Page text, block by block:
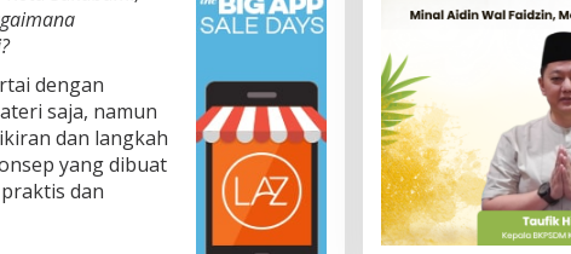
dengan
saja, namun
dan langkah
yang dibuat
dan